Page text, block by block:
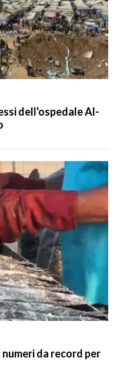
dell'ospedale Al-
numeri da record per